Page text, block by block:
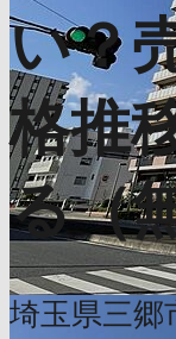
い？
格推
る（
埼玉県三郷